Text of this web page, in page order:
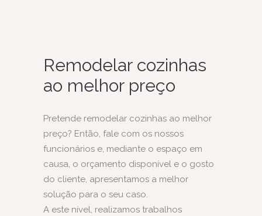
Remodelar cozinhas
ao melhor preço
Pretende remodelar cozinhas ao melhor
preço? Então, fale com os nossos
funcionários e, mediante o espaço em
causa, o orçamento disponível e o gosto
do cliente, apresentamos a melhor
solução para o seu caso.
A este nível, realizamos trabalhos